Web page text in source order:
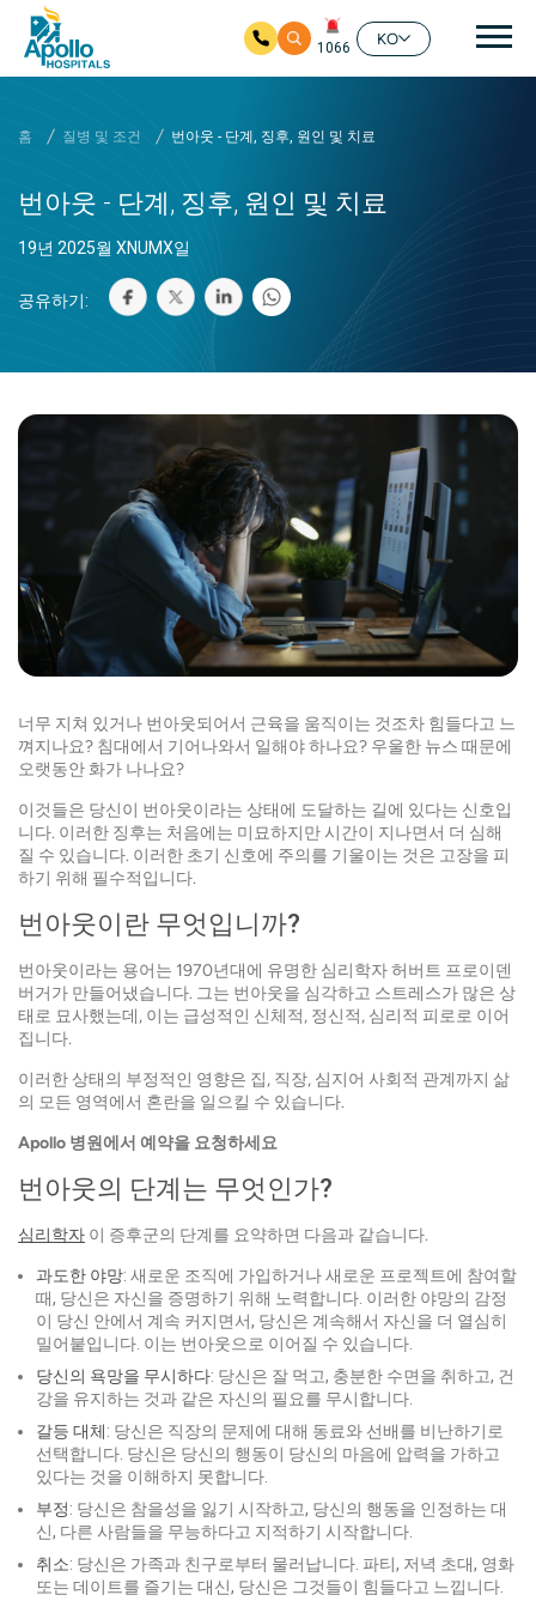
메
1066
KO
홈 질병 및 조건 번아웃 - 단계, 징후, 원인 및 치료
번아웃 - 단계, 징후, 원인 및 치료
19년 2025월 XNUMX일
공유하기:
너무 지쳐 있거나 번아웃되어서 근육을 움직이는 것조차 힘들다고 느
껴지나요? 침대에서 기어나와서 일해야 하나요? 우울한 뉴스 때문에
오랫동안 화가 나나요?
이것들은 당신이 번아웃이라는 상태에 도달하는 길에 있다는 신호입
니다. 이러한 징후는 처음에는 미묘하지만 시간이 지나면서 더 심해
질 수 있습니다. 이러한 초기 신호에 주의를 기울이는 것은 고장을 피
하기 위해 필수적입니다.
번아웃이란 무엇입니까?
번아웃이라는 용어는 1970년대에 유명한 심리학자 허버트 프로이덴
버거가 만들어냈습니다. 그는 번아웃을 심각하고 스트레스가 많은 상
태로 묘사했는데, 이는 급성적인 신체적, 정신적, 심리적 피로로 이어
집니다.
이러한 상태의 부정적인 영향은 집, 직장, 심지어 사회적 관계까지 삶
의 모든 영역에서 혼란을 일으킬 수 있습니다.
Apollo 병원에서 예약을 요청하세요
번아웃의 단계는 무엇인가?
심리학자 이 증후군의 단계를 요약하면 다음과 같습니다.
과도한 야망: 새로운 조직에 가입하거나 새로운 프로젝트에 참여할
때, 당신은 자신을 증명하기 위해 노력합니다. 이러한 야망의 감정
이 당신 안에서 계속 커지면서, 당신은 계속해서 자신을 더 열심히
밀어붙입니다. 이는 번아웃으로 이어질 수 있습니다.
당신의 욕망을 무시하다: 당신은 잘 먹고, 충분한 수면을 취하고, 건
강을 유지하는 것과 같은 자신의 필요를 무시합니다.
갈등 대체: 당신은 직장의 문제에 대해 동료와 선배를 비난하기로
선택합니다. 당신은 당신의 행동이 당신의 마음에 압력을 가하고
있다는 것을 이해하지 못합니다.
부정: 당신은 참을성을 잃기 시작하고, 당신의 행동을 인정하는 대
신, 다른 사람들을 무능하다고 지적하기 시작합니다.
취소: 당신은 가족과 친구로부터 물러납니다. 파티, 저녁 초대, 영화
또는 데이트를 즐기는 대신, 당신은 그것들이 힘들다고 느낍니다.